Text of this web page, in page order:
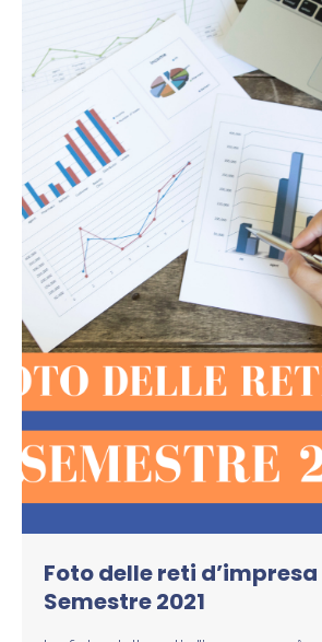
Foto delle reti d’impresa
Semestre 2021